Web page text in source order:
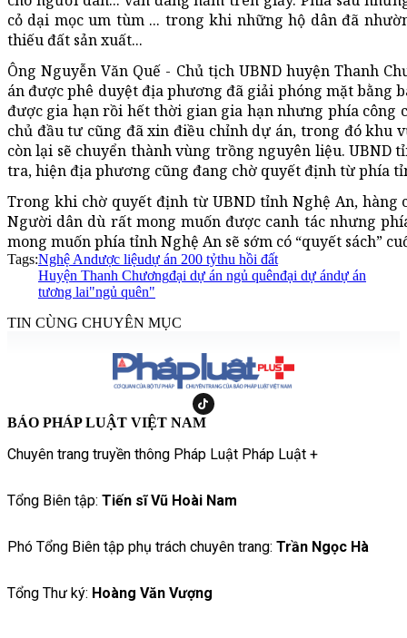
cỏ dại mọc um tùm ... trong khi những hộ dân đã
thiếu đất sản xuất...
Ông Nguyễn Văn Quế - Chủ tịch UBND huyện Thanh
án được phê duyệt địa phương đã giải phóng mặt bằng
được gia hạn rồi hết thời gian gia hạn nhưng phía công
chủ đầu tư cũng đã xin điều chỉnh dự án, trong đó khu
còn lại sẽ chuyển thành vùng trồng nguyên liệu. UBND
tra, hiện địa phương cũng đang chờ quyết định từ phía
Trong khi chờ quyết định từ UBND tỉnh Nghệ An, hàng
Người dân dù rất mong muốn được canh tác nhưng
mong muốn phía tỉnh Nghệ An sẽ sớm có “quyết sách”
Tags:Nghệ Andược liệudự án 200 tỷthu hồi đất
Huyện Thanh Chươngđại dự án ngủ quênđại dự ándự án
tương lai"ngủ quên"
TIN CÙNG CHUYÊN MỤC
BÁO PHÁP LUẬT VIỆT NAM
Chuyên trang truyền thông Pháp Luật Pháp Luật +
Tổng Biên tập: Tiến sĩ Vũ Hoài Nam
Phó Tổng Biên tập phụ trách chuyên trang: Trần Ngọc Hà
Tổng Thư ký: Hoàng Văn Vượng